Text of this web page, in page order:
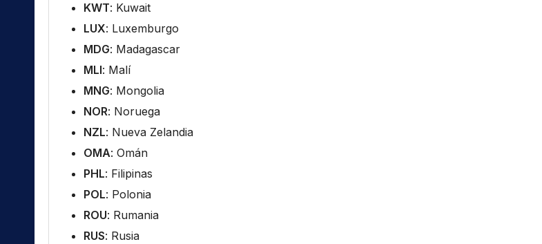
KWT: Kuwait
LUX: Luxemburgo
MDG: Madagascar
MLI: Malí
MNG: Mongolia
NOR: Noruega
NZL: Nueva Zelandia
OMA: Omán
PHL: Filipinas
POL: Polonia
ROU: Rumania
RUS: Rusia